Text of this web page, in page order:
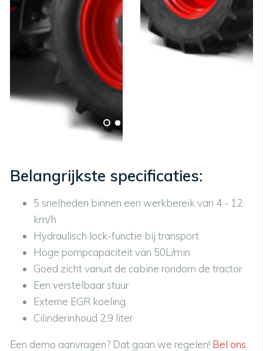
Belangrijkste specificaties:
5 snelheden binnen een werkbereik van 4 - 12
km/h
Hydraulisch lock-functie bij transport
Hoge pompcapaciteit van 50L/min
Goed zicht vanuit de cabine rondom de tractor
Een verstelbaar stuur
Externe EGR koeling
Cilinderinhoud 2,9 liter
Een demo aanvragen? Dat gaan we regelen! Bel ons